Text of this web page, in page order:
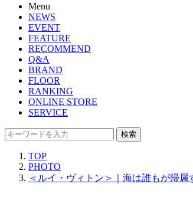
Menu
NEWS
EVENT
FEATURE
RECOMMEND
Q&A
BRAND
FLOOR
RANKING
ONLINE STORE
SERVICE
検索
TOP
PHOTO
＜ルイ・ヴィトン＞｜海は誰もが帰